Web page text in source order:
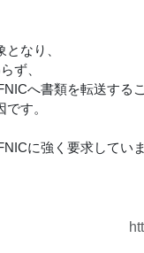
なり、
ず、
へ書類を転送する
す。
に強く要求していま